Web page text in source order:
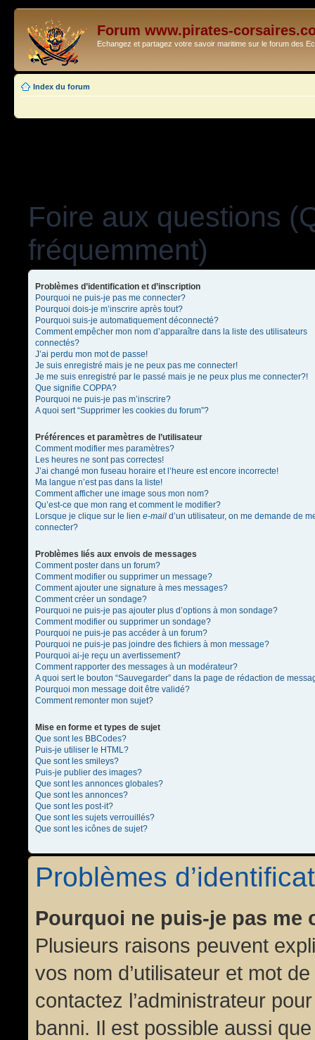
Forum www.pirates-
Echangez et partagez votre savoir maritime sur le forum des
Index du forum
Foire aux questions
fréquemment)
Problèmes d’identification et d’inscription
Pourquoi ne puis-je pas me connecter?
Pourquoi dois-je m’inscrire après tout?
Pourquoi suis-je automatiquement déconnecté?
Comment empêcher mon nom d’apparaître dans la liste des utilisateurs
connectés?
J’ai perdu mon mot de passe!
Je suis enregistré mais je ne peux pas me connecter!
Je me suis enregistré par le passé mais je ne peux plus me connecter?!
Que signifie COPPA?
Pourquoi ne puis-je pas m’inscrire?
A quoi sert “Supprimer les cookies du forum”?
Préférences et paramètres de l’utilisateur
Comment modifier mes paramètres?
Les heures ne sont pas correctes!
J’ai changé mon fuseau horaire et l’heure est encore incorrecte!
Ma langue n’est pas dans la liste!
Comment afficher une image sous mon nom?
Qu’est-ce que mon rang et comment le modifier?
Lorsque je clique sur le lien e-mail d’un utilisateur, on me demande de
connecter?
Problèmes liés aux envois de messages
Comment poster dans un forum?
Comment modifier ou supprimer un message?
Comment ajouter une signature à mes messages?
Comment créer un sondage?
Pourquoi ne puis-je pas ajouter plus d’options à mon sondage?
Comment modifier ou supprimer un sondage?
Pourquoi ne puis-je pas accéder à un forum?
Pourquoi ne puis-je pas joindre des fichiers à mon message?
Pourquoi ai-je reçu un avertissement?
Comment rapporter des messages à un modérateur?
A quoi sert le bouton “Sauvegarder” dans la page de rédaction de
Pourquoi mon message doit être validé?
Comment remonter mon sujet?
Mise en forme et types de sujet
Que sont les BBCodes?
Puis-je utiliser le HTML?
Que sont les smileys?
Puis-je publier des images?
Que sont les annonces globales?
Que sont les annonces?
Que sont les post-it?
Que sont les sujets verrouillés?
Que sont les icônes de sujet?
Problèmes
Pourquoi ne puis-je pas me
Plusieurs raisons peuvent
vos nom d’utilisateur et mot
contactez l’administrateur
banni. Il est possible aussi